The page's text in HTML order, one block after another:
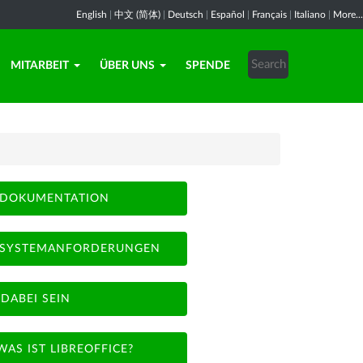
English 中文 (简体) Deutsch Español Français Italiano More...
MITARBEIT ÜBER UNS SPENDE
DOKUMENTATION
SYSTEMANFORDERUNGEN
DABEI SEIN
IST LIBREOFFICE?